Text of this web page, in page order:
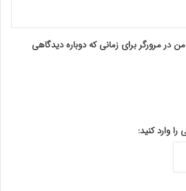
در مرورگر برای زمانی که دوباره دیدگاهی
را وارد کنید: